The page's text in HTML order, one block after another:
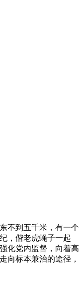
不到五千米，有一个
，偕老虎蝇子一起
化党内监督，向着高
向标本兼治的途径，